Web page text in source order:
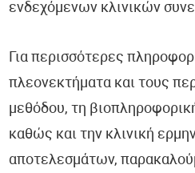
ενδεχόμενων κλινικών
Για περισσότερες
πλεονεκτήματα και τους
μεθόδου, τη
καθώς και την κλινική
αποτελεσμάτων,